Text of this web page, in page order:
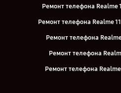
Ремонт телефона Realme
Ремонт телефона Realme
Ремонт телефона
Ремонт телефона
Ремонт телефона Realme